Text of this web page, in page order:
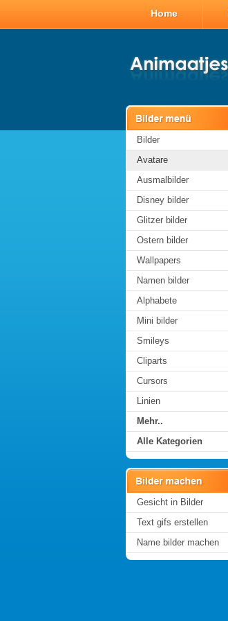
Home
Bilder
Avatare
Ausmalbilder
Disney bilder
Glitzer bilder
Ostern bilder
Wallpapers
Namen bilder
Alphabete
Mini bilder
Smileys
Cliparts
Cursors
Linien
Mehr..
Alle Kategorien
Gesicht in Bilder
Text gifs erstellen
Name bilder machen